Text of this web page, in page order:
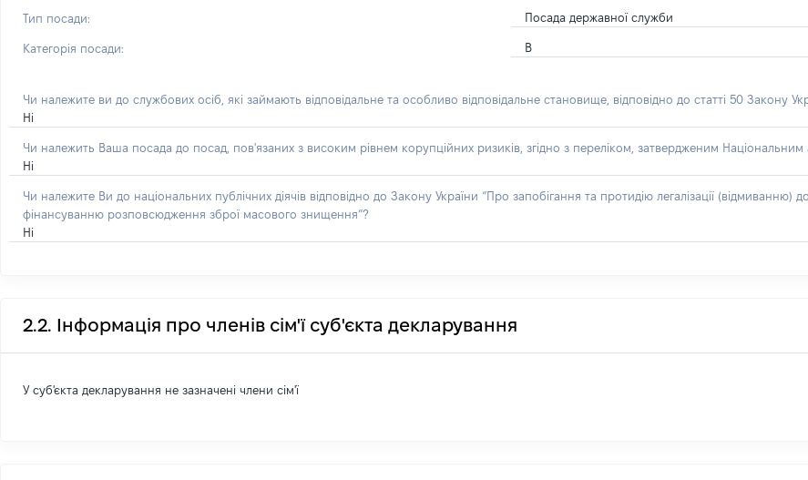
Тип посади: Посада державної служби
Категорія посади: В
Чи належите ви до службових осіб, які займають відповідальне та особливо відповідальне становище, відповідно до статті 50 Закону
Ні
Чи належить Ваша посада до посад, пов'язаних з високим рівнем корупційних ризиків, згідно з переліком, затвердженим Національним
Ні
Чи належите Ви до національних публічних діячів відповідно до Закону України “Про запобігання та протидію легалізації
фінансуванню розповсюдження зброї масового знищення”?
Ні
2.2. Інформація про членів сім'ї суб'єкта декларування
У суб'єкта декларування не зазначені члени сім'ї